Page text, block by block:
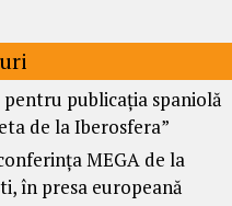
publicația spaniolă
de la Iberosfera”
MEGA de la
în presa europeană